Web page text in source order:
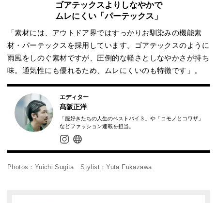
ゴアテックスよりしなやかで
ムレにくい「パーテックス」
「素材には、アウトドア界ではすっかりお馴染みの機能素
材・パーテックスを採用しています。ゴアテックスのように
雨風をしのぐ素材ですが、圧倒的な軽さとしなやかさが持ち
味。通気性にも優れるため、ムレにくいのも特徴です」。
エディター
髙阪正洋
「服好きたちの人生のベストバイ３」や「コモノとコワザ」
などファッション連載を担当。
Photos：Yuichi Sugita Stylist：Yuta Fukazawa